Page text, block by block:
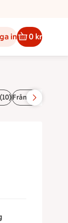
in 0 kr
Från vår fiskdisk